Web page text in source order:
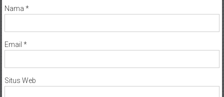
Nama *
Email *
Situs Web